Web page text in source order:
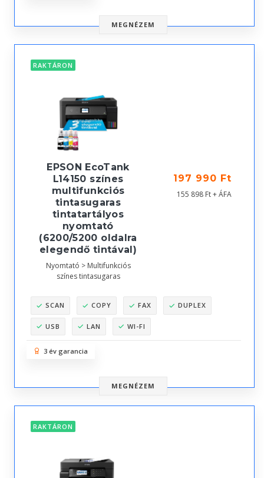
MEGNÉZEM
RAKTÁRON
EPSON EcoTank
L14150 színes
multifunkciós
tintasugaras
tintatartályos
nyomtató
(6200/5200 oldalra
elegendő tintával)
Nyomtató > Multifunkciós
színes tintasugaras
197 990 Ft
155 898 Ft + ÁFA
SCAN COPY FAX DUPLEX
USB LAN WI-FI
3 év garancia
MEGNÉZEM
RAKTÁRON